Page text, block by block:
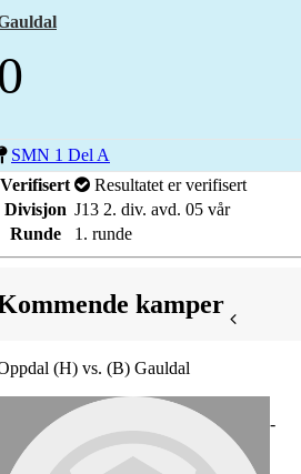
SMN 1 Del A
Verifisert
Resultatet er verifisert
Divisjon J13 2. div. avd. 05 vår
Runde
1. runde
kamper
(H) vs. (B) Gauldal
-